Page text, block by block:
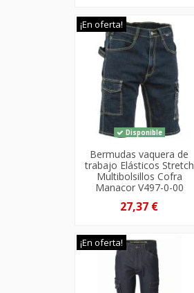
¡En oferta!
Disponible
Bermudas vaquera de
trabajo Elásticos Stretch
Multibolsillos Cofra
Manacor V497-0-00
27,37 €
¡En oferta!